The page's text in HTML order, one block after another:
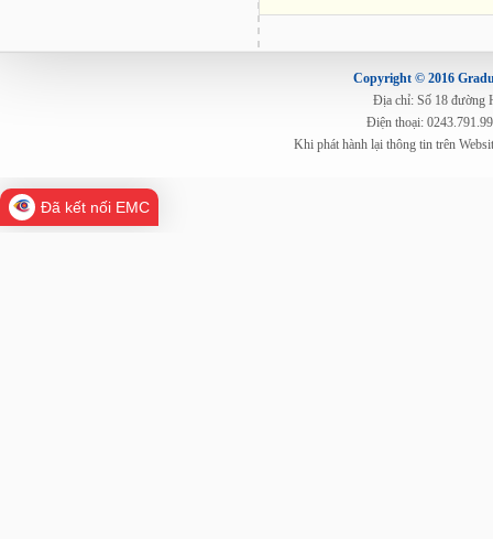
Copyright © 2016
Địa chỉ: Số 18 đường
Điện thoại:
Khi phát hành lại thông tin trên
Đã kết nối EMC